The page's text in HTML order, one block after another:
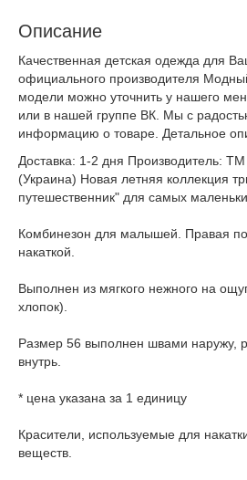
Описание
Качественная детская одежда для
официального производителя
модели можно уточнить у нашего
или в нашей группе ВК. Мы с
информацию о товаре. Детальное
Доставка: 1-2 дня Производитель:
(Украина) Новая летняя коллекция
путешественник" для самых
Комбинезон для малышей. Правая
накаткой.
Выполнен из мягкого нежного на
хлопок).
Размер 56 выполнен швами наружу,
внутрь.
* цена указана за 1 единицу
Красители, используемые для
веществ.